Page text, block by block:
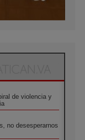
de violencia y
no desesperarnos